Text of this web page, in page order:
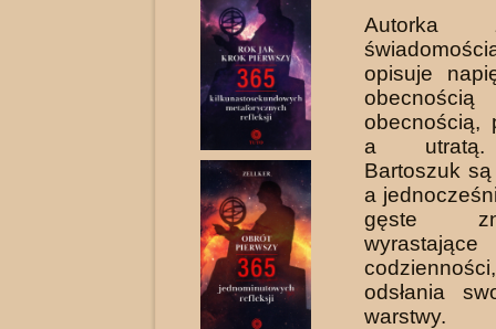
opisuje
obecnością,
a utratą.
Bartoszuk
a
gęste
odsłania
warstwy.